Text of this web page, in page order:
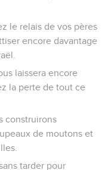
le relais de vos pères
encore davantage
laissera encore
la perte de tout ce
construirons
de moutons et
tarder pour